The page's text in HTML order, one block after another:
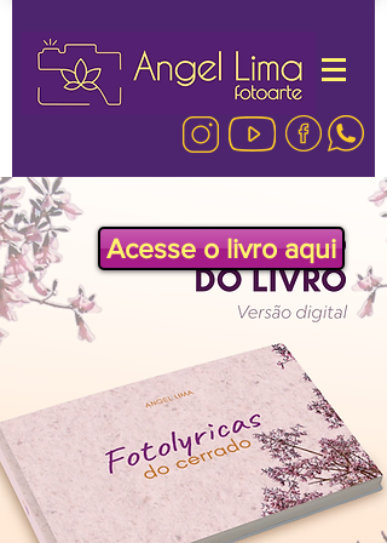
Acesse o livro aqui